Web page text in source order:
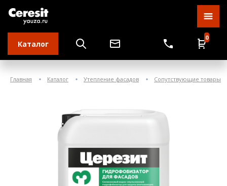
Каталог
0
Главная Каталог Утепление фасадов Сопутствующие товары